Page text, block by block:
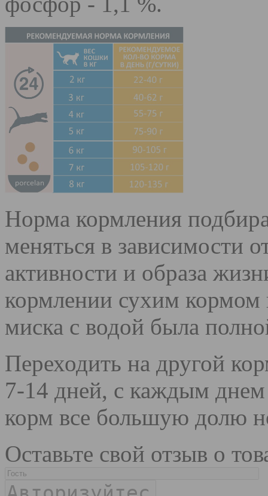
Норма кормления
меняться в зависимости
активности и образа
кормлении сухим кормом
миска с водой была
Переходить на другой
7-14 дней, с каждым
корм все большую долю
Оставьте свой отзыв о